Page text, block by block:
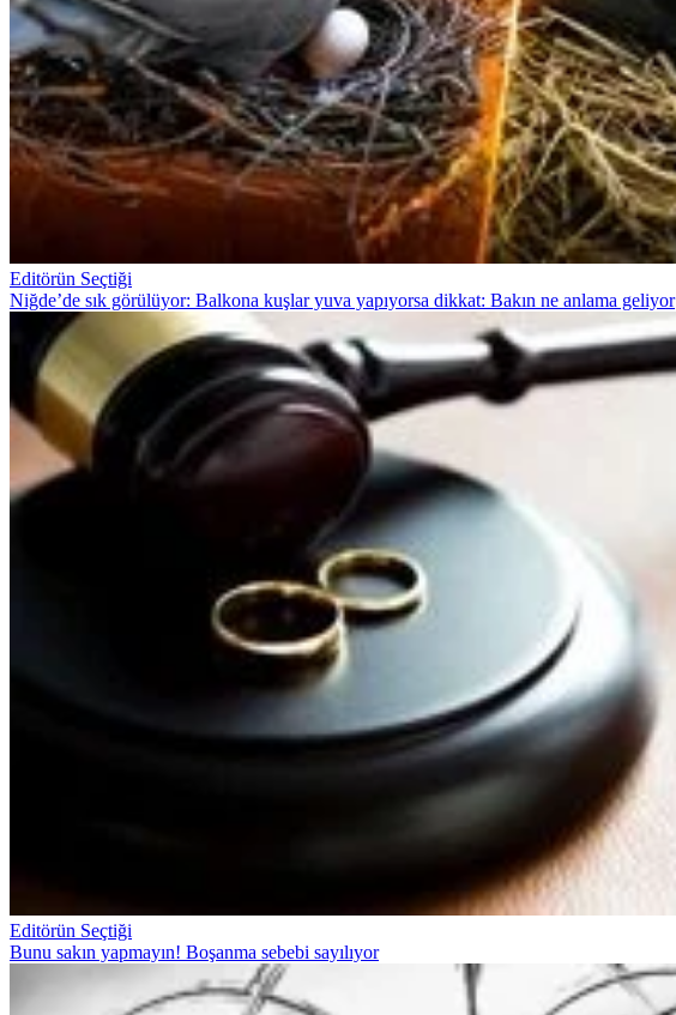
Editörün Seçtiği
Niğde’de sık görülüyor: Balkona kuşlar yuva yapıyorsa dikkat: Bakın ne anlama geliyor
Editörün Seçtiği
Bunu sakın yapmayın! Boşanma sebebi sayılıyor